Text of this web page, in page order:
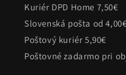
Kuriér DPD Home 7,50€
Slovenská pošta od 4,00€
Poštový kuriér 5,90€
Poštovné zadarmo pri